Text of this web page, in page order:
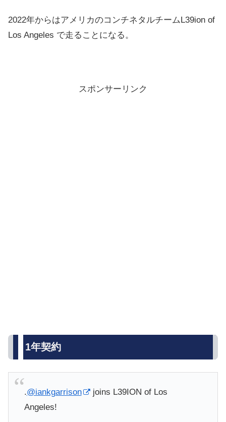
2022年からはアメリカのコンチネタルチームL39ion of
Los Angeles で走ることになる。
スポンサーリンク
1年契約
.@iankgarrison
joins L39ION of Los
Angeles!